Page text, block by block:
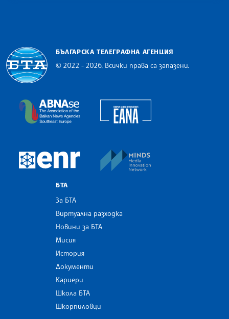
БЪЛГАРСКА ТЕЛЕГРАФНА АГЕНЦИЯ
© 2022 - 2026, Всички права са запазени.
The Assocoation of the Balkan News Agencies
European Newsroom
БТА
За БТА
Виртуална разходка
Новини за БТА
Мисия
История
Документи
Кариери
Школа БТА
Шкорпиловци